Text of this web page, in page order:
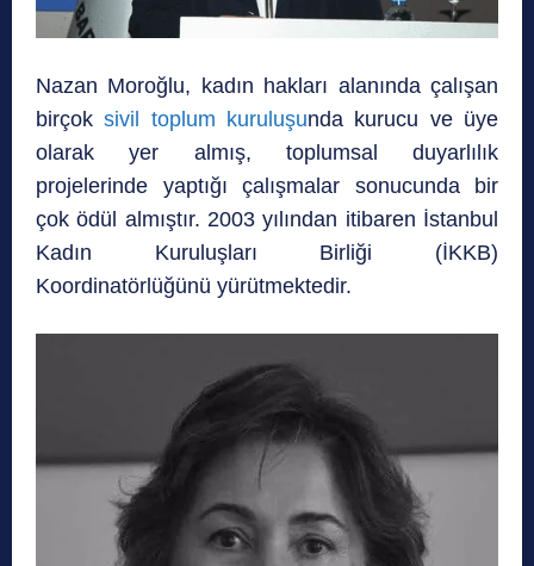
Nazan Moroğlu, kadın hakları alanında çalışan
birçoksivil toplum kuruluşunda kurucu ve üye
olarak yer almış, toplumsal duyarlılık
projelerinde yaptığı çalışmalar sonucunda bir
çok ödül almıştır. 2003 yılından itibaren İstanbul
Kadın Kuruluşları Birliği (İKKB)
Koordinatörlüğünü yürütmektedir.